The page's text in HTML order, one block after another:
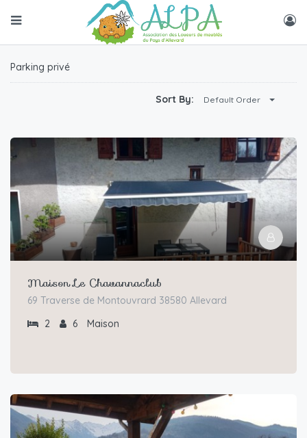
Parking privé
Sort By: Default Order
Maison Le Chavannaclub
69 Traverse de Montouvrard 38580 Allevard
2
6 Maison